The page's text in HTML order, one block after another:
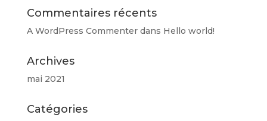
Commentaires récents
A WordPress Commenterdans Hello world!
Archives
mai 2021
Catégories